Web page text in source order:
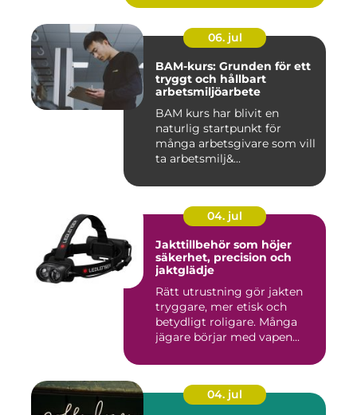
06. jul
BAM-kurs: Grunden för ett
tryggt och hållbart
arbetsmiljöarbete
BAM kurs har blivit en
naturlig startpunkt för
många arbetsgivare som vill
ta arbetsmilj&...
04. jul
Jakttillbehör som höjer
säkerhet, precision och
jaktglädje
Rätt utrustning gör jakten
tryggare, mer etisk och
betydligt roligare. Många
jägare börjar med vapen...
04. jul